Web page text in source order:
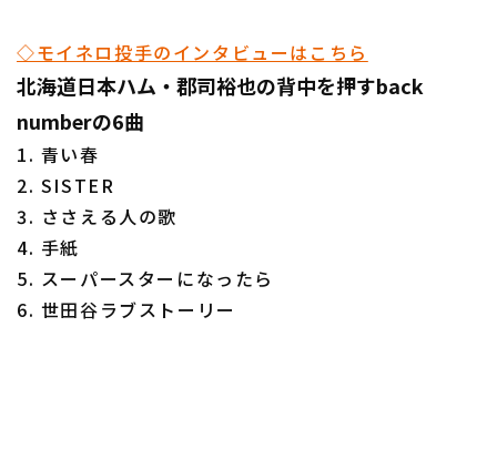
◇モイネロ投手のインタビューはこちら
北海道日本ハム・郡司裕也の背中を押すback
numberの6曲
1. 青い春
2. SISTER
3. ささえる人の歌
4. 手紙
5. スーパースターになったら
6. 世田谷ラブストーリー